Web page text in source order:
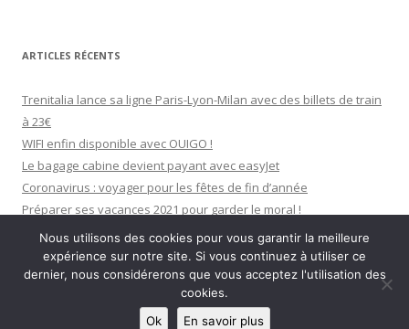
ARTICLES RÉCENTS
Trenitalia lance sa ligne Paris-Lyon-Milan avec des billets de train
à 23€
WIFI enfin disponible avec OUIGO !
Le bagage cabine devient payant avec easyJet
Coronavirus : voyager pour les fêtes de fin d’année
Préparer ses vacances 2021 pour garder le moral !
Fièrement propulsé par WordPress
Nous utilisons des cookies pour vous garantir la meilleure
expérience sur notre site. Si vous continuez à utiliser ce
dernier, nous considérerons que vous acceptez l'utilisation des
cookies.
Ok
En savoir plus